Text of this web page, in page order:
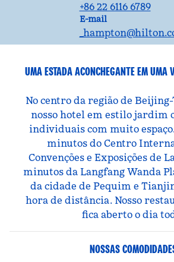
+86 22 6116 6789
E-mail
E-mailTSNAN
_hampton
UMA ESTADA ACONCHEGANTE EM
No centro da região de
nosso hotel em estilo jardim
individuais com muito espaço.
minutos do Centro
Convenções e Exposições de
minutos da Langfang Wanda
da cidade de Pequim e
hora de distância. Nosso
fica aberto o dia
NOSSAS